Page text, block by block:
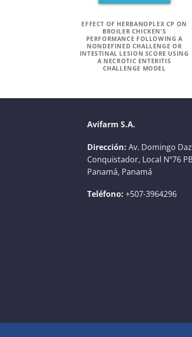
EFFECT OF HERBANOPLEX CP ON
BROILER CHICKEN’S
PERFORMANCE FOLLOWING A
NONDEFINED CHALLENGE OR
INTESTINAL LESION SCORE USING
A NECROTIC ENTERITIS
CHALLENGE MODEL
Avifarm S.A.
Dirección: Av. Domingo
Conquistador, Local Nº76
Panamá, Panamá
Teléfono: +507-3964296